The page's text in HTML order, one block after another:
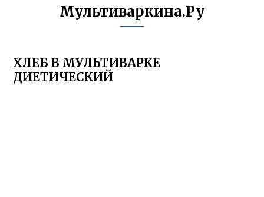
Мультиваркина.Ру
ХЛЕБ В МУЛЬТИВАРКЕ
ДИЕТИЧЕСКИЙ